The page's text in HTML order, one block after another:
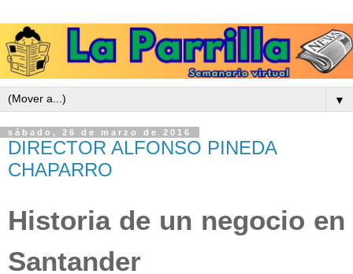
▼
sábado, 26 de marzo de 2016
DIRECTOR ALFONSO PINEDA
CHAPARRO
Historia de un negocio en
Santander